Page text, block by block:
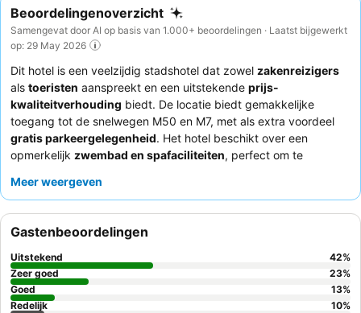
Beoordelingenoverzicht
Samengevat door AI op basis van 1.000+ beoordelingen · Laatst bijgewerkt
op: 29 May 2026
Dit hotel is een veelzijdig stadshotel dat zowel zakenreizigers
als toeristen aanspreekt en een uitstekende prijs-
kwaliteitverhouding biedt. De locatie biedt gemakkelijke
toegang tot de snelwegen M50 en M7, met als extra voordeel
gratis parkeergelegenheid. Het hotel beschikt over een
opmerkelijk zwembad en spafaciliteiten, perfect om te
vriendelijke en efficiënte personeel
overwegen een kamer te vragen die niet aan de snelweg grenst.
Meer weergeven
Gastenbeoordelingen
Uitstekend 42%
Zeer goed
23%
Goed
13%
Redelijk
10%